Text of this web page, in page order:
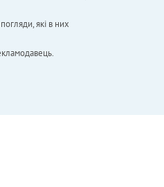
які в них